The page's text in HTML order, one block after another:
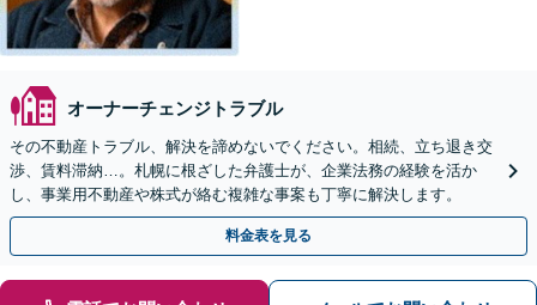
オーナーチェンジトラブル
その不動産トラブル、解決を諦めないでください。相続、立ち退き交
渉、賃料滞納…。札幌に根ざした弁護士が、企業法務の経験を活か
し、事業用不動産や株式が絡む複雑な事案も丁寧に解決します。
料金表を見る